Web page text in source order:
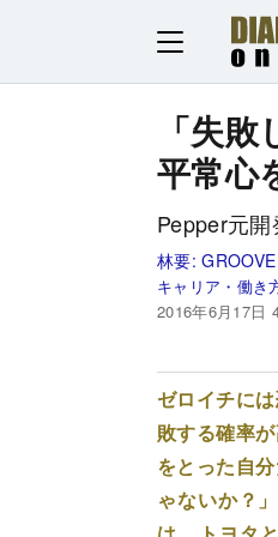
「失
平常心
Pepper元
林要:
キャリア・働き
2016年6月17日
ゼロイチに
敗する確率
をとった自
ゃないか？